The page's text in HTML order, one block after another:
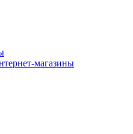
магазины